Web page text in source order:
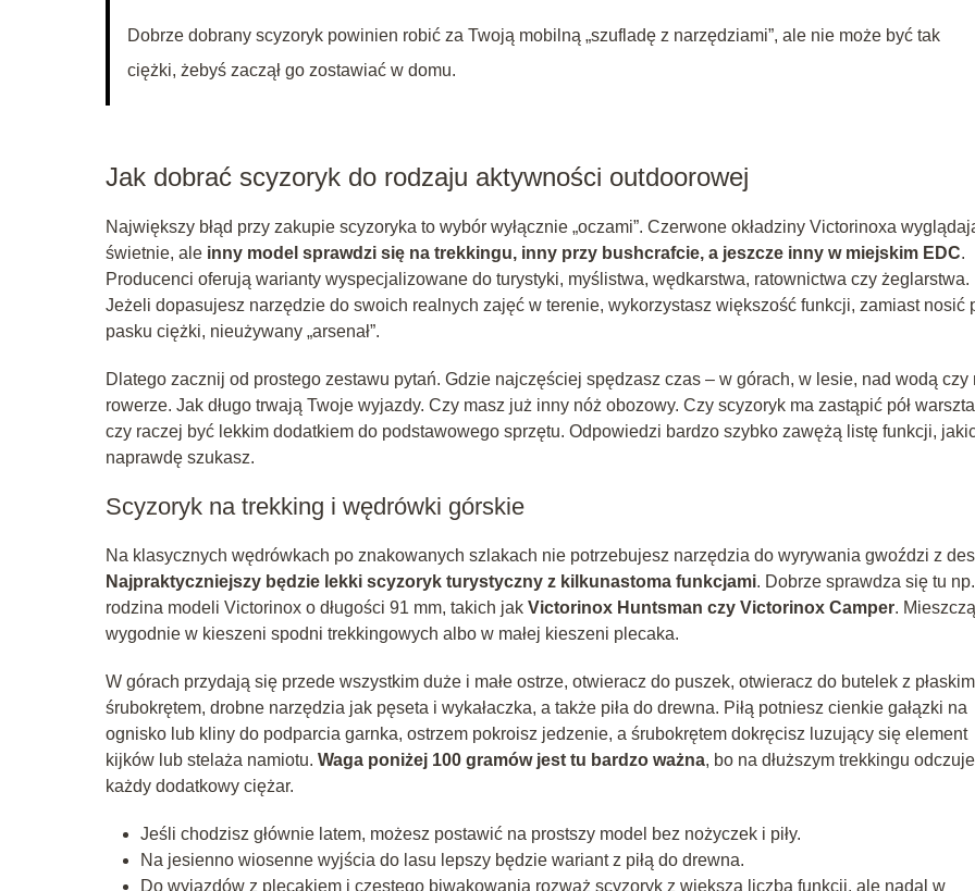
Dobrze dobrany scyzoryk powinien robić za Twoją mobilną „szufladę z narzędziami”, ale nie może być tak
ciężki, żebyś zaczął go zostawiać w domu.
Jak dobrać scyzoryk do rodzaju aktywności outdoorowej
Największy błąd przy zakupie scyzoryka to wybór wyłącznie „oczami”. Czerwone okładziny Victorinoxa
świetnie, ale inny model sprawdzi się na trekkingu, inny przy bushcrafcie, a jeszcze inny w miejskim EDC.
Producenci oferują warianty wyspecjalizowane do turystyki, myślistwa, wędkarstwa, ratownictwa czy żeglarstwa.
Jeżeli dopasujesz narzędzie do swoich realnych zajęć w terenie, wykorzystasz większość funkcji, zamiast nosić
pasku ciężki, nieużywany „arsenał”.
Dlatego zacznij od prostego zestawu pytań. Gdzie najczęściej spędzasz czas – w górach, w lesie, nad wodą czy
rowerze. Jak długo trwają Twoje wyjazdy. Czy masz już inny nóż obozowy. Czy scyzoryk ma zastąpić pół
czy raczej być lekkim dodatkiem do podstawowego sprzętu. Odpowiedzi bardzo szybko zawężą listę funkcji,
naprawdę szukasz.
Scyzoryk na trekking i wędrówki górskie
Na klasycznych wędrówkach po znakowanych szlakach nie potrzebujesz narzędzia do wyrywania gwoździ z
Najpraktyczniejszy będzie lekki scyzoryk turystyczny z kilkunastoma funkcjami. Dobrze sprawdza się tu np.
rodzina modeli Victorinox o długości 91 mm, takich jak Victorinox Huntsman czy Victorinox Camper.
wygodnie w kieszeni spodni trekkingowych albo w małej kieszeni plecaka.
W górach przydają się przede wszystkim duże i małe ostrze, otwieracz do puszek, otwieracz do butelek z płaskim
śrubokrętem, drobne narzędzia jak pęseta i wykałaczka, a także piła do drewna. Piłą potniesz cienkie gałązki na
ognisko lub kliny do podparcia garnka, ostrzem pokroisz jedzenie, a śrubokrętem dokręcisz luzujący się element
kijków lub stelaża namiotu. Waga poniżej 100 gramów jest tu bardzo ważna, bo na dłuższym trekkingu
każdy dodatkowy ciężar.
Jeśli chodzisz głównie latem, możesz postawić na prostszy model bez nożyczek i piły.
Na jesienno wiosenne wyjścia do lasu lepszy będzie wariant z piłą do drewna.
Do wyjazdów z plecakiem i częstego biwakowania rozważ scyzoryk z większą liczbą funkcji, ale nadal w